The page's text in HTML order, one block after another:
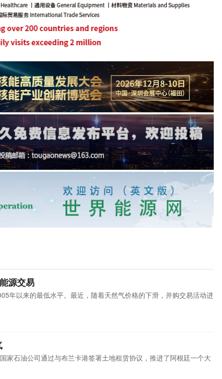
源交易
年以来的最低水平。最近，随着天然气价格的下滑，并购交易活动进
家石油公司通过与布兰卡港签署土地租赁协议，推进了阿根廷一个大